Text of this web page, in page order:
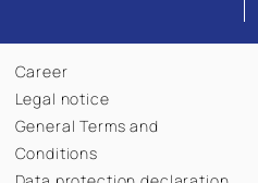
Career
Legal notice
General Terms and
Conditions